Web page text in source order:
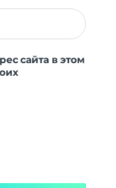
сайта в этом